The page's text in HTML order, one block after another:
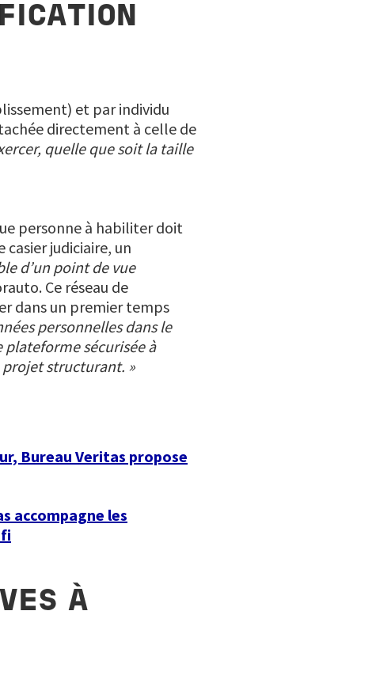
et par individu
directement à celle de
quelle que soit la taille
personne à habiliter doit
judiciaire, un
d’un point de vue
Ce réseau de
dans un premier temps
personnelles dans le
plateforme sécurisée à
projet structurant. »
Bureau Veritas propose
accompagne les
À